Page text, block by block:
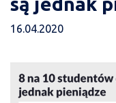
16.04.2020
porady
media o nas